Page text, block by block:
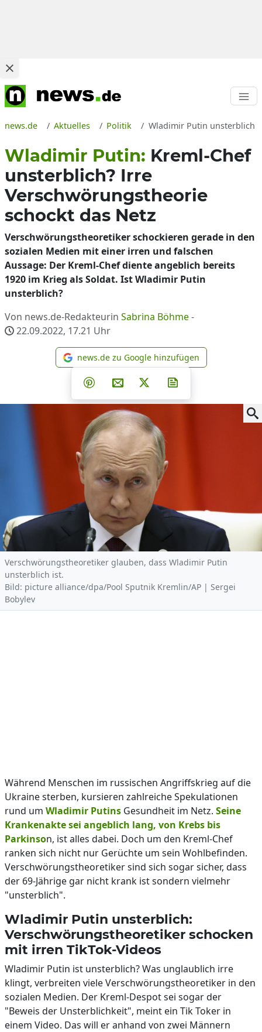
news.de Aktuelles Politik Wladimir Putin unsterblich
Wladimir Putin: Kreml-Chef
unsterblich? Irre
Verschwörungstheorie
schockt das Netz
Verschwörungstheoretiker schockieren gerade in den
sozialen Medien mit einer irren und falschen
Aussage: Der Kreml-Chef diente angeblich bereits
1920 im Krieg als Soldat. Ist Wladimir Putin
unsterblich?
Von news.de-Redakteurin Sabrina Böhme-
22.09.2022, 17.21 Uhr
news.de zu Google
news.de zu Google hinzufügen
Teilen auf Facebook
Teilen auf Whatsapp
Teilen auf Telegram
Teilen auf Pinterest
Per E-Mail teilen
Post auf X
Verschwörungstheoretiker glauben, dass Wladimir Putin
unsterblich ist.
Bild: picture alliance/dpa/Pool Sputnik Kremlin/AP | Sergei
Bobylev
Während Menschen im russischen Angriffskrieg auf die
Ukraine sterben, kursieren zahlreiche Spekulationen
rund um Wladimir Putins Gesundheit im Netz. Seine
Krankenakte sei angeblich lang, von Krebs bis
Parkinson, ist alles dabei. Doch um den Kreml-Chef
ranken sich nicht nur Gerüchte um sein Wohlbefinden.
Verschwörungstheoretiker sind sich sogar sicher, dass
der 69-Jährige gar nicht krank ist sondern vielmehr
"unsterblich".
Wladimir Putin unsterblich:
Verschwörungstheoretiker schocken
mit irren TikTok-Videos
Wladimir Putin ist unsterblich? Was unglaublich irre
klingt, verbreiten viele Verschwörungstheoretiker in den
sozialen Medien. Der Kreml-Despot sei sogar der
"Beweis der Unsterblichkeit", meint ein Tik Toker in
einem Video. Das will er anhand von zwei Männern